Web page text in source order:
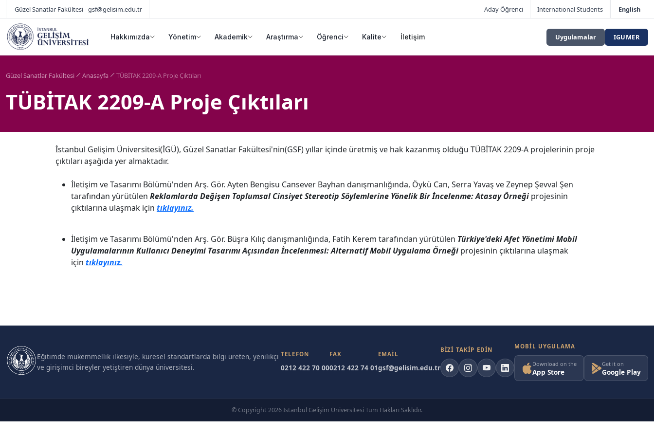
Güzel Sanatlar Fakültesi - gsf@gelisim.edu.tr Aday Öğrenci International Students English
Hakkımızda Yönetim Akademik Araştırma Öğrenci Kalite İletişim Uygulamalar IGUMER
Güzel Sanatlar Fakültesi Anasayfa TÜBİTAK 2209-A Proje Çıktıları
TÜBİTAK 2209-A Proje Çıktıları
İstanbul Gelişim Üniversitesi(İGÜ), Güzel Sanatlar Fakültesi'nin(GSF) yıllar içinde üretmiş ve hak kazanmış olduğu TÜBİTAK 2209-A projelerinin proje
çıktıları aşağıda yer almaktadır.
İletişim ve Tasarımı Bölümü'nden Arş. Gör. Ayten Bengisu Cansever Bayhan danışmanlığında, Öykü Can, Serra Yavaş ve Zeynep Şevval Şen
tarafından yürütülen Reklamlarda Değişen Toplumsal Cinsiyet Stereotip Söylemlerine Yönelik Bir İncelenme: Atasay Örneği projesinin
çıktılarına ulaşmak için tıklayınız.
İletişim ve Tasarımı Bölümü'nden Arş. Gör. Büşra Kılıç danışmanlığında, Fatih Kerem tarafından yürütülen Türkiye'deki Afet Yönetimi Mobil
Uygulamalarının Kullanıcı Deneyimi Tasarımı Açısından İncelenmesi: Alternatif Mobil Uygulama Örneği projesinin çıktılarına ulaşmak
için tıklayınız.
Eğitimde mükemmellik ilkesiyle, küresel standartlarda bilgi üreten, yenilikçi
ve girişimci bireyler yetiştiren dünya üniversitesi.
TELEFON
0212 422 70 00
FAX
0212 422 74 01
EMAIL
gsf@gelisim.edu.tr
BİZİ TAKİP EDİN MOBIL UYGULAMA
Download on the
App Store
Get it on
Google Play
© Copyright 2026 İstanbul Gelişim Üniversitesi Tüm Hakları Saklıdır.